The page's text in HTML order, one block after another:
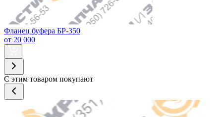
Фланец буфера БР-350
от 20 000
С этим товаром покупают